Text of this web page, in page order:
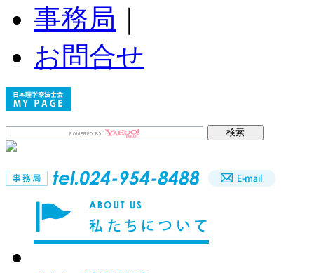
事務局
お問合せ